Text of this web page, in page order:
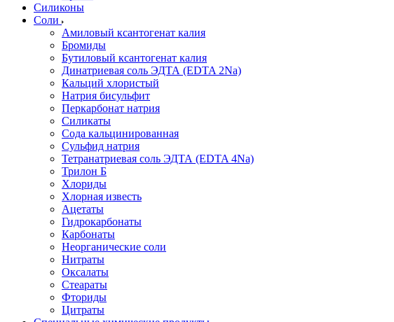
Силиконы
Соли
Амиловый ксантогенат калия
Бромиды
Бутиловый ксантогенат калия
Динатриевая соль ЭДТА (EDTA 2Na)
Кальций хлористый
Натрия бисульфит
Перкарбонат натрия
Силикаты
Сода кальцинированная
Сульфид натрия
Тетранатриевая соль ЭДТА (EDTA 4Na)
Трилон Б
Хлориды
Хлорная известь
Ацетаты
Гидрокарбонаты
Карбонаты
Неорганические соли
Нитраты
Оксалаты
Стеараты
Фториды
Цитраты